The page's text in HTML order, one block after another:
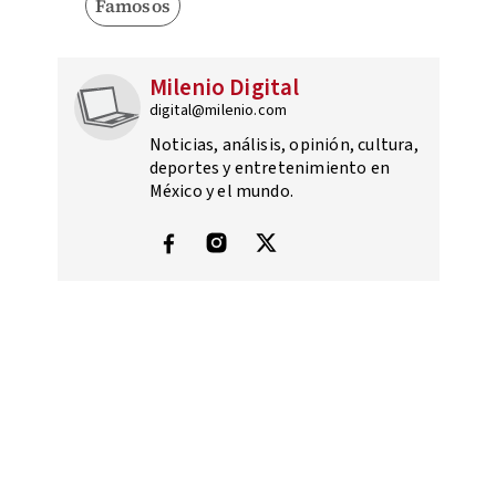
Famosos
Milenio Digital
digital@milenio.com
Noticias, análisis, opinión, cultura,
deportes y entretenimiento en
México y el mundo.